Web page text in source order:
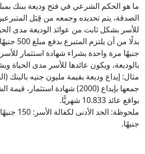
ما هو الحكم الشرعي في فتح وديعة ببنك
الصدقة، يتم تحديده وجمعه من قِبَل
للأسر بشكل ثابت من عوائد الوديعة مدى
جنيهًا مرة واحدة بشراء شهادة استثمار للأسر
بالوديعة، ويكون عائدها للأسر مدى
بواقع عائد 10.833 شهريًّا.
جنيهًا.